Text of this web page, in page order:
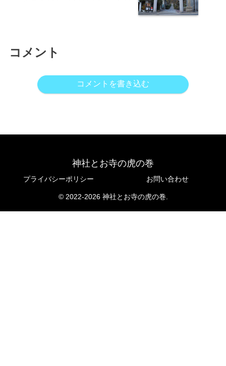
コメント
コメントを書き込む
神社とお寺の虎の巻
プライバシーポリシー お問い合わせ
© 2022-2026 神社とお寺の虎の巻.